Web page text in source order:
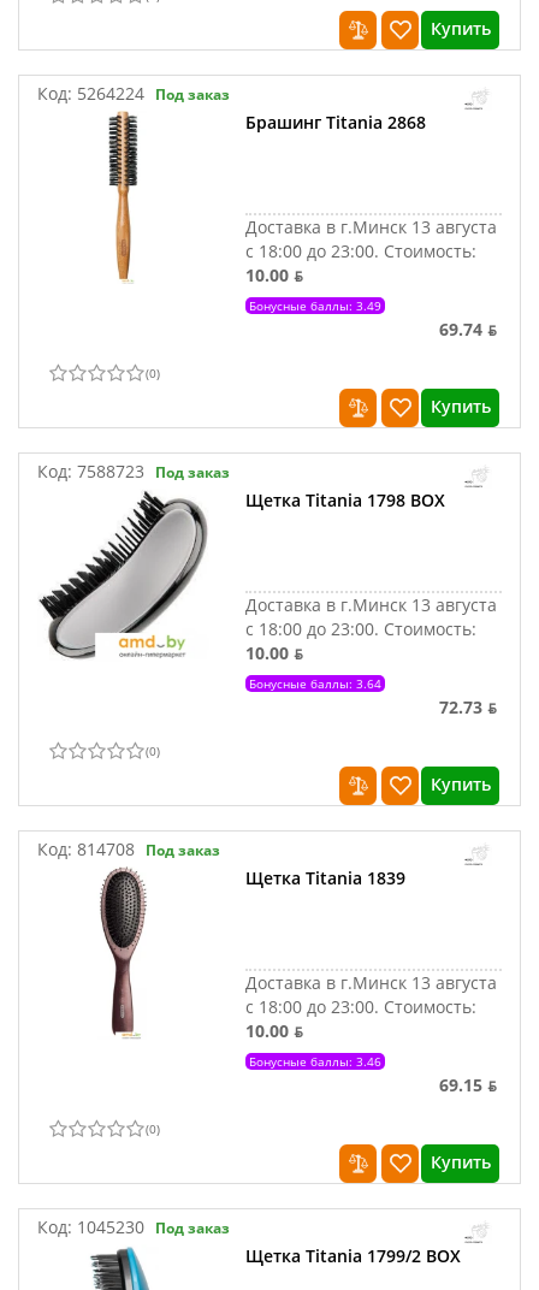
Купить
Код: 5264224 Под заказ
Брашинг Titania 2868
Доставка в г.Минск 13 августа
с 18:00 до 23:00. Стоимость:
10.00 ƃ
Бонусные баллы: 3.49
69.74 ƃ
(0)
Купить
Код: 7588723 Под заказ
Щетка Titania 1798 BOX
Доставка в г.Минск 13 августа
с 18:00 до 23:00. Стоимость:
10.00 ƃ
Бонусные баллы: 3.64
72.73 ƃ
(0)
Купить
Код: 814708 Под заказ
Щетка Titania 1839
Доставка в г.Минск 13 августа
с 18:00 до 23:00. Стоимость:
10.00 ƃ
Бонусные баллы: 3.46
69.15 ƃ
(0)
Купить
Код: 1045230 Под заказ
Щетка Titania 1799/2 BOX